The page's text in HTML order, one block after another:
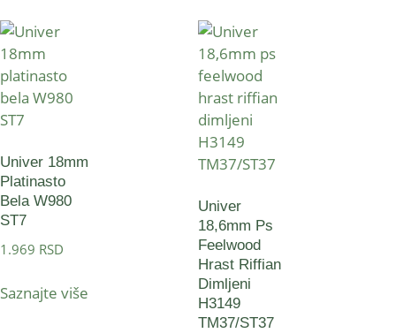
Univer 18mm
Platinasto
Bela W980
ST7
1.969 RSD
Saznajte više
Univer
18,6mm Ps
Feelwood
Hrast Riffian
Dimljeni
H3149
TM37/ST37